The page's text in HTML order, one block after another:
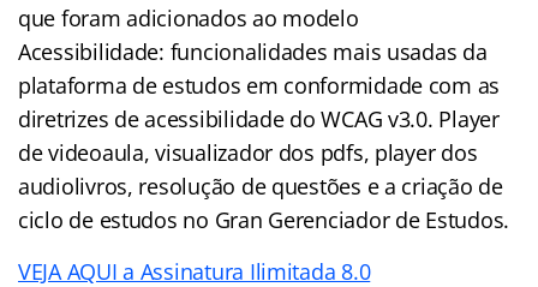
que foram adicionados ao modelo
Acessibilidade: funcionalidades mais usadas da
plataforma de estudos em conformidade com as
diretrizes de acessibilidade do WCAG v3.0. Player
de videoaula, visualizador dos pdfs, player dos
audiolivros, resolução de questões e a criação de
ciclo de estudos no Gran Gerenciador de Estudos.
VEJA AQUI a Assinatura Ilimitada 8.0